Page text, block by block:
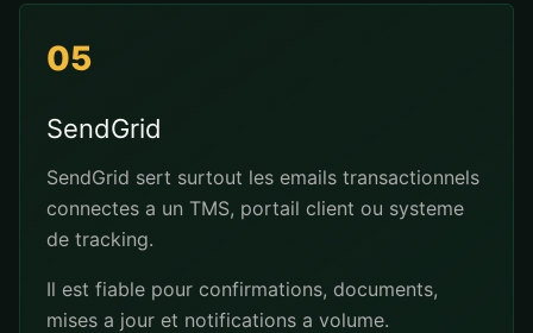
05
SendGrid
SendGrid sert surtout les emails transactionnels
connectes a un TMS, portail client ou systeme
de tracking.
Il est fiable pour confirmations, documents,
mises a jour et notifications a volume.